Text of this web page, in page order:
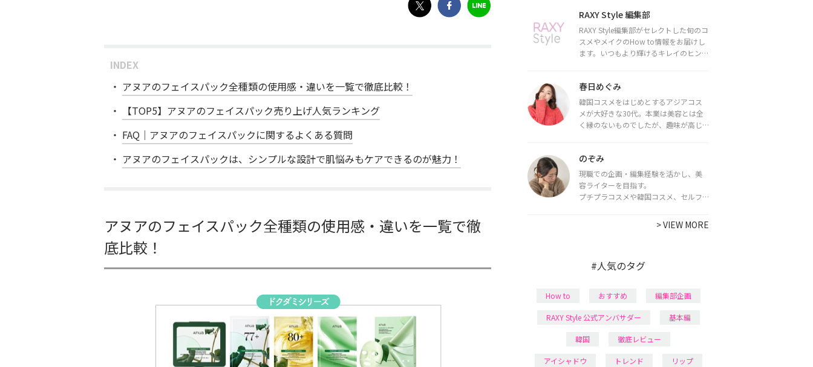
INDEX
アヌアのフェイスパック全種類の使用感・違いを一覧で徹底比較！
【TOP5】アヌアのフェイスパック売り上げ人気ランキング
FAQ｜アヌアのフェイスパックに関するよくある質問
アヌアのフェイスパックは、シンプルな設計で肌悩みもケアできるのが魅力！
アヌアのフェイスパック全種類の使用感・違いを一覧で徹
底比較！
RAXY Style 編集部
RAXY Style編集部がセレクトした旬のコ
スメやメイクのHow to情報をお届けし
ます。いつもより輝けるキレイのヒント
春日めぐみ
韓国コスメをはじめとするアジアコス
メが大好きな30代。本業は美容とは全
く縁のないものでしたが、趣味が高じ
ライターとして活動中。
都内で16タイプパーソナルカラー診
断・顔タイプ診断・骨格診断によるイ
メージコンサルティングも行っていま
のぞみ
現職での企画・編集経験を活かし、美
容ライターを目指す。
プチプラコスメや韓国コスメ、セルフ
で最新情報をチェック。家事や育児の合
間に取り入れられる時短美容テクも実
>VIEW MORE
#人気のタグ
How to おすすめ 編集部企画
RAXY Style 公式アンバサダー 基本編
韓国 徹底レビュー
アイシャドウ トレンド リップ